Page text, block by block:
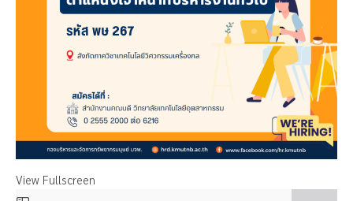
View Fullscreen